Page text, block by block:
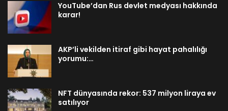
YouTube’dan Rus devlet medyası hakkında
karar!
AKP’li vekilden itiraf gibi hayat pahalılığı
yorumu:…
NFT dünyasında rekor: 537 milyon liraya ev
satılıyor